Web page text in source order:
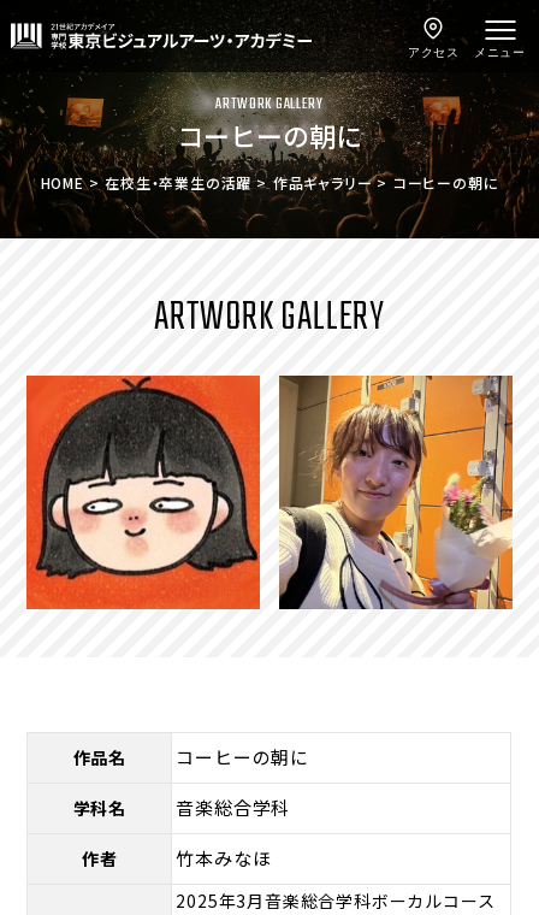
メニュー
アクセス
ARTWORK GALLERY
コーヒーの朝に
HOME 在校生・卒業生の活躍 作品ギャラリー コーヒーの朝に
ARTWORK GALLERY
作品名 コーヒーの朝に
学科名 音楽総合学科
作者 竹本みなほ
2025年3月音楽総合学科ボーカルコース